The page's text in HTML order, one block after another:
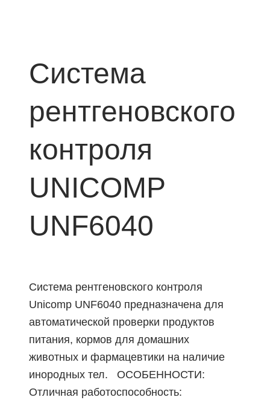
Система
рентгеновского
контроля
UNICOMP
UNF6040
Система рентгеновского контроля
Unicomp UNF6040 предназначена для
автоматической проверки продуктов
питания, кормов для домашних
животных и фармацевтики на наличие
инородных тел. ОСОБЕННОСТИ:
Отличная работоспособность: